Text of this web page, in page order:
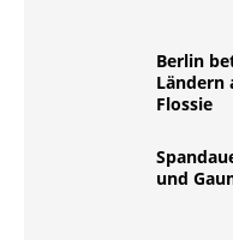
Berlin
Ländern
Flossie
und